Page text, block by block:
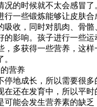
况的时候就不太会感冒了
行一些锻炼能够让皮肤
吸收，同时对肌肉、骨
的影响。孩子进行一些
，多获得一些营养，这
营养
停地成长，所以需要很
在还在发育中，所以平时
可能会发生营养素的缺